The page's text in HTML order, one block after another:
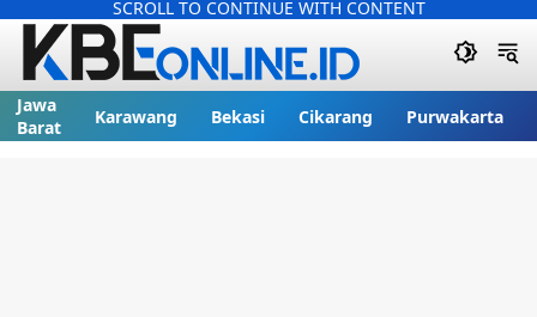
SCROLL TO CONTINUE WITH CONTENT
Jawa
Barat
Karawang Bekasi Cikarang Purwakarta